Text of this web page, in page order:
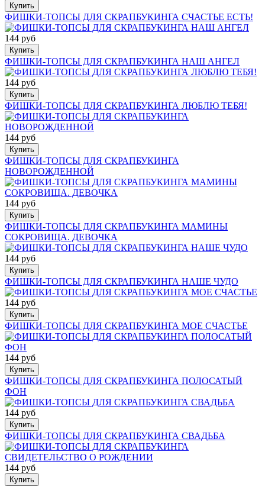
Купить
ФИШКИ-ТОПСЫ ДЛЯ СКРАПБУКИНГА СЧАСТЬЕ ЕСТЬ!
144 руб
Купить
ФИШКИ-ТОПСЫ ДЛЯ СКРАПБУКИНГА НАШ АНГЕЛ
144 руб
Купить
ФИШКИ-ТОПСЫ ДЛЯ СКРАПБУКИНГА ЛЮБЛЮ ТЕБЯ!
144 руб
Купить
ФИШКИ-ТОПСЫ ДЛЯ СКРАПБУКИНГА
НОВОРОЖДЕННОЙ
144 руб
Купить
ФИШКИ-ТОПСЫ ДЛЯ СКРАПБУКИНГА МАМИНЫ
СОКРОВИЩА. ДЕВОЧКА
144 руб
Купить
ФИШКИ-ТОПСЫ ДЛЯ СКРАПБУКИНГА НАШЕ ЧУДО
144 руб
Купить
ФИШКИ-ТОПСЫ ДЛЯ СКРАПБУКИНГА МОЕ СЧАСТЬЕ
144 руб
Купить
ФИШКИ-ТОПСЫ ДЛЯ СКРАПБУКИНГА ПОЛОСАТЫЙ
ФОН
144 руб
Купить
ФИШКИ-ТОПСЫ ДЛЯ СКРАПБУКИНГА СВАДЬБА
144 руб
Купить